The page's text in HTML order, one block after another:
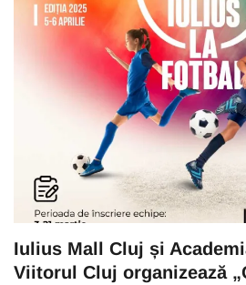
Iulius Mall Cluj și
Viitorul Cluj organizează